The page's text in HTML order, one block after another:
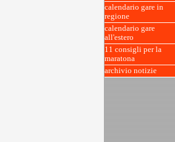
calendario gare in
regione
calendario gare
all'estero
11 consigli per la
maratona
archivio notizie